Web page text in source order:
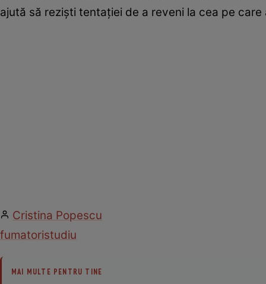
ajută să rezişti tentaţiei de a reveni la cea pe care
Cristina Popescu
fumatoristudiu
MAI MULTE PENTRU TINE